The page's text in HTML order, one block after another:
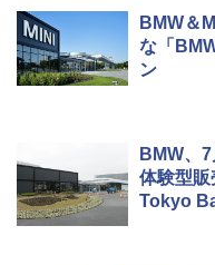
BMW＆
な「
ン
BMW、
体験型販
Tokyo